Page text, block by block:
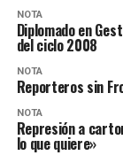
NOTA
Diplomado en
del ciclo 2008
NOTA
Reporteros sin
NOTA
Represión a
lo que quiere»